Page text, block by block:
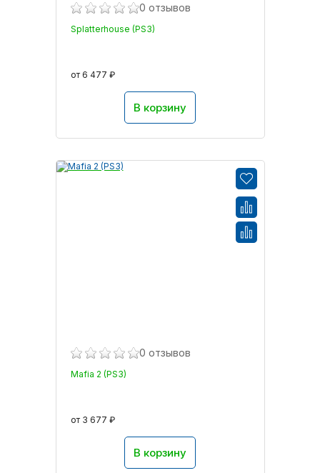
0 отзывов
Splatterhouse (PS3)
от 6 477 ₽
В корзину
0 отзывов
Mafia 2 (PS3)
от 3 677 ₽
В корзину